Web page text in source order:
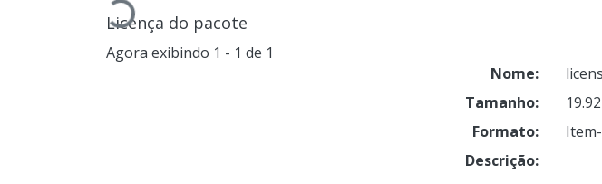
Carregando...
Licença do pacote
Agora exibindo 1 - 1 de 1
Nome:
Tamanho:
Formato:
Descrição: